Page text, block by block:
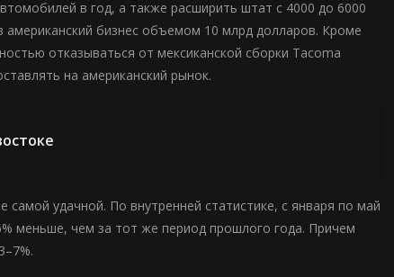
в год, а также расширить штат с 4000 до 6000
бизнес объемом 10 млрд долларов. Кроме
отказываться от мексиканской сборки Tacoma
на американский рынок.
удачной. По внутренней статистике, с января по май
меньше, чем за тот же период прошлого года. Причем